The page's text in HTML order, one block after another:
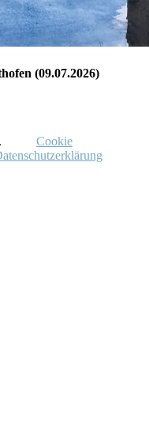
(09.07.2026)
Cookie